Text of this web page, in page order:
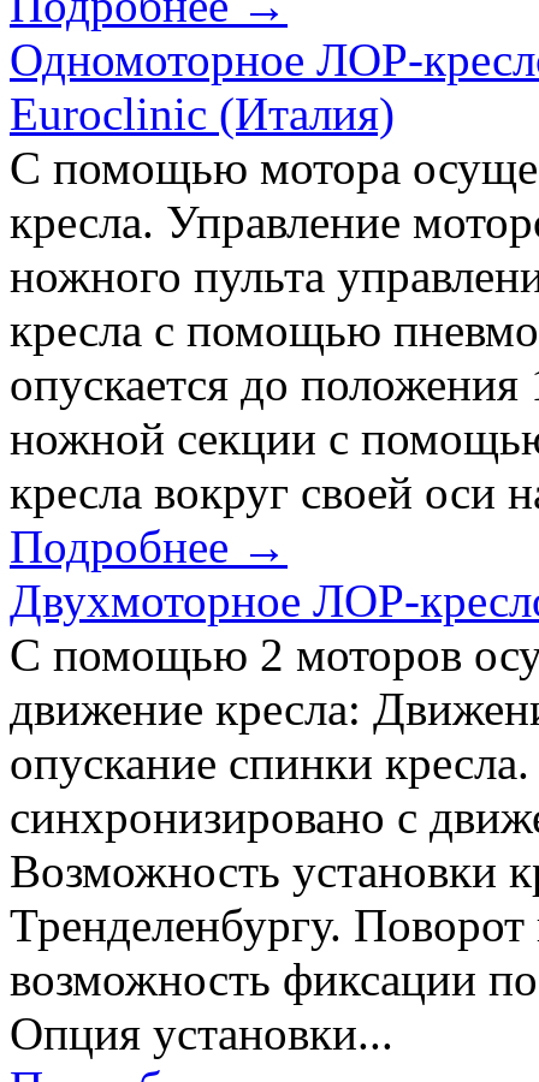
Одномоторное ЛОР-
Euroclinic (Италия)
С помощью мотора
кресла. Управление
ножного пульта
кресла с помощью
опускается до
ножной секции с
кресла вокруг своей оси
Подробнее →
Двухмоторное ЛОР-
С помощью 2 моторов
движение кресла:
опускание спинки
синхронизировано с
Возможность установки
Тренделенбургу. Поворот
возможность фиксации
Опция установки...